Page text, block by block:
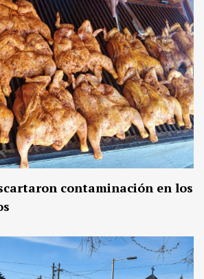
contaminación en los